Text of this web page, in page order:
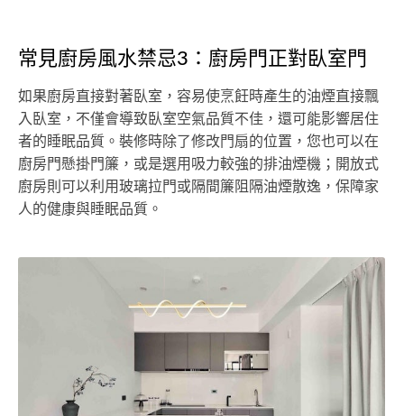
常見廚房風水禁忌3：廚房門正對臥室門
如果廚房直接對著臥室，容易使烹飪時產生的油煙直接飄
入臥室，不僅會導致臥室空氣品質不佳，還可能影響居住
者的睡眠品質。裝修時除了修改門扇的位置，您也可以在
廚房門懸掛門簾，或是選用吸力較強的排油煙機；開放式
廚房則可以利用玻璃拉門或隔間簾阻隔油煙散逸，保障家
人的健康與睡眠品質。